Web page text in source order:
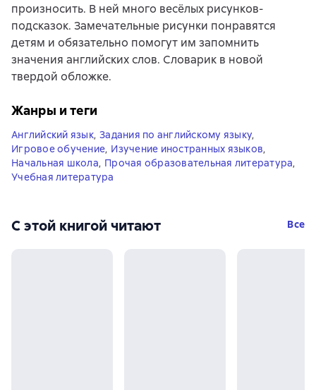
произносить. В ней много весёлых рисунков-
подсказок. Замечательные рисунки понравятся
детям и обязательно помогут им запомнить
значения английских слов. Словарик в новой
твердой обложке.
Жанры и теги
Английский язык, Задания по английскому языку,
Игровое обучение, Изучение иностранных языков,
Начальная школа, Прочая образовательная литература,
Учебная литература
С этой книгой читают Все